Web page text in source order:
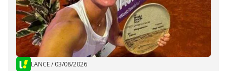
LANCE/ 03/08/2026